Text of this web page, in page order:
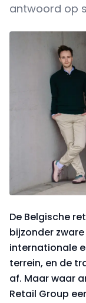
antwoord op
De Belgische
bijzonder
internationale
terrein, en de
af. Maar waar
Retail Group